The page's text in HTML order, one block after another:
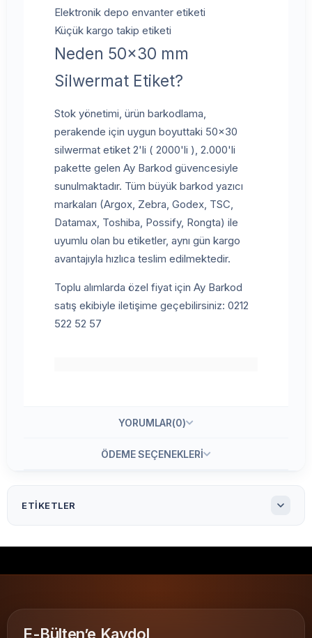
Elektronik depo envanter etiketi
Küçük kargo takip etiketi
Neden 50x30 mm
Silwermat Etiket?
Stok yönetimi, ürün barkodlama,
perakende için uygun boyuttaki 50x30
silwermat etiket 2'li ( 2000'li ), 2.000'li
pakette gelen Ay Barkod güvencesiyle
sunulmaktadır. Tüm büyük barkod yazıcı
markaları (Argox, Zebra, Godex, TSC,
Datamax, Toshiba, Possify, Rongta) ile
uyumlu olan bu etiketler, aynı gün kargo
avantajıyla hızlıca teslim edilmektedir.
Toplu alımlarda özel fiyat için Ay Barkod
satış ekibiyle iletişime geçebilirsiniz: 0212
522 52 57
YORUMLAR(0)
ÖDEME SEÇENEKLERI
ETIKETLER
50X30 Silwermat Etiket 2'li
E-Bülten’e Kaydol